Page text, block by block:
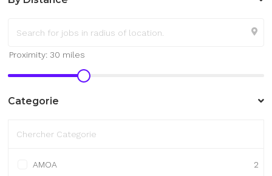
Categorie
AMOA
2